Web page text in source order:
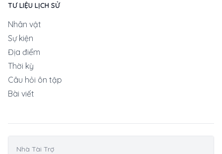
TƯ LIỆU LỊCH SỬ
Nhân vật
Sự kiện
Địa điểm
Thời kỳ
Câu hỏi ôn tập
Bài viết
Nhà Tài Trợ